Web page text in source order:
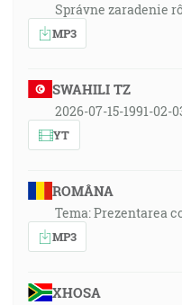
Správne zaradenie
MP3
SWAHILI TZ
2026-07-15-1991-02-
YT
ROMÂNA
Tema: Prezentarea
MP3
XHOSA